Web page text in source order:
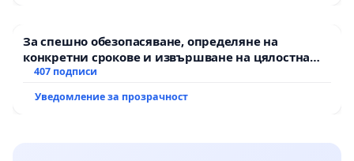
За спешно обезопасяване, определяне на
конкретни срокове и извършване на цялостна
рехабилитация на републиканския път между
Мирово - к.к. Момин проход
407 подписи
Уведомление за прозрачност